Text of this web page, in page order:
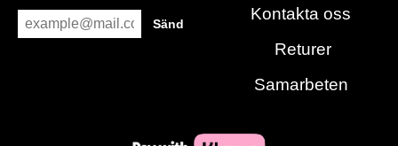
Kontakta oss
Returer
Samarbeten